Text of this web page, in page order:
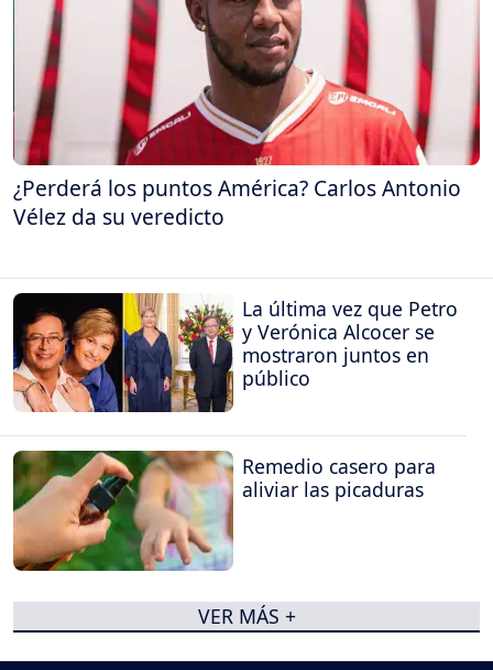
¿Perderá los puntos América? Carlos Antonio
Vélez da su veredicto
La última vez que Petro
y Verónica Alcocer se
mostraron juntos en
público
Remedio casero para
aliviar las picaduras
VER MÁS +